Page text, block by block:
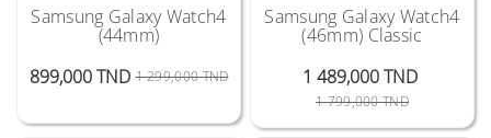
Samsung Galaxy Watch4
(44mm)
899,000 TND 1 299,000 TNDPrix Public
Prix
Samsung Galaxy Watch4
(46mm) Classic
1 489,000 TND
1 799,000 TNDPrix Public
Prix